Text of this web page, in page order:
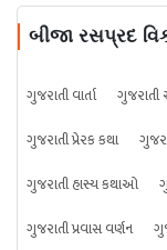
બીજા રસપ્રદ
ગુજરાતી વાર્તા ગુજરાતી
ગુજરાતી પ્રેરક કથા
ગુજરાતી હાસ્ય કથાઓ
ગુજરાતી પ્રવાસ વર્ણન